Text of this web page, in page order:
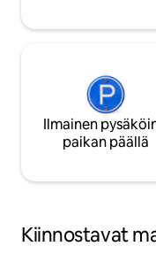
Ilmainen
paikan päällä
Kiinnostavat